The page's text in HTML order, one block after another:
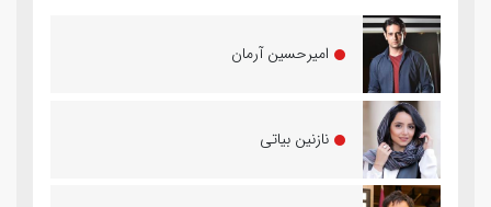
امیرحسین آرمان
نازنین بیاتی